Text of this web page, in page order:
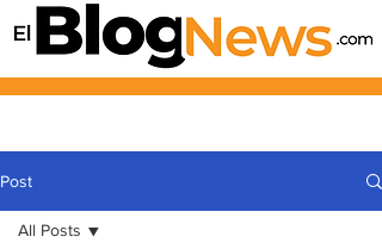
Post
All Posts